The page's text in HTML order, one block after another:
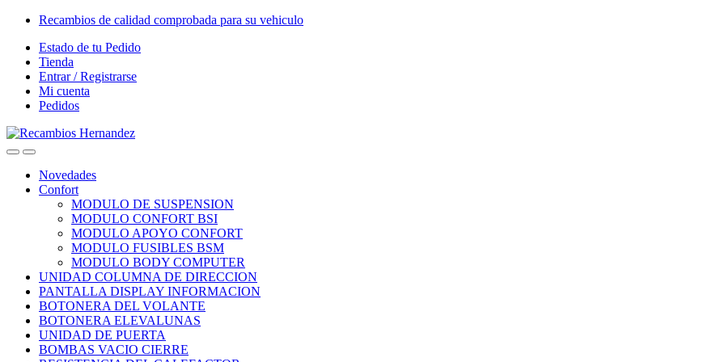
Skip
navigation
Skip
content
Recambios de calidad comprobada para su vehiculo
Estado de tu Pedido
Tienda
Entrar / Registrarse
Mi cuenta
Pedidos
OpenClose
Novedades
Confort
MODULO DE SUSPENSION
MODULO CONFORT BSI
MODULO APOYO CONFORT
MODULO FUSIBLES BSM
MODULO BODY COMPUTER
UNIDAD COLUMNA DE DIRECCION
PANTALLA DISPLAY INFORMACION
BOTONERA DEL VOLANTE
BOTONERA ELEVALUNAS
UNIDAD DE PUERTA
BOMBAS VACIO CIERRE